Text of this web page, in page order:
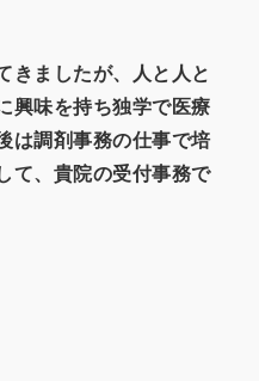
きましたが、人と人と
興味を持ち独学で医療
は調剤事務の仕事で培
て、貴院の受付事務で